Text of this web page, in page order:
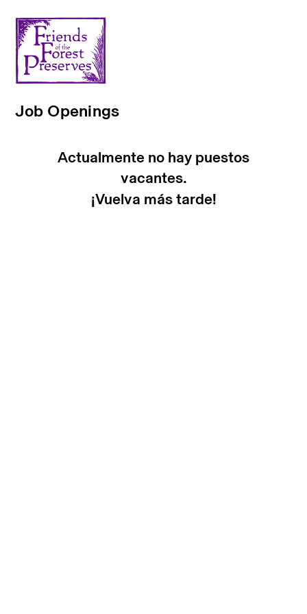
Job Openings
Actualmente no hay puestos
vacantes.
¡Vuelva más tarde!